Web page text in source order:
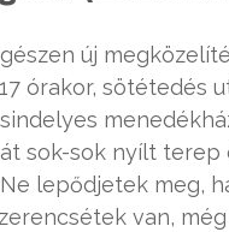
új
órakor, sötétedés
sok-sok nyílt terep
lepődjetek meg,
van,